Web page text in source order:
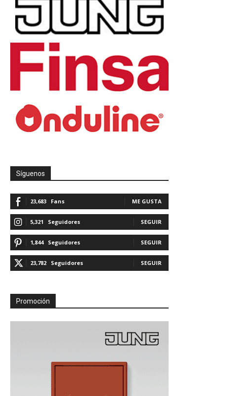
Síguenos
23,683 Fans ME GUSTA
5,321 Seguidores SEGUIR
1,844 Seguidores SEGUIR
23,782 Seguidores SEGUIR
Promoción